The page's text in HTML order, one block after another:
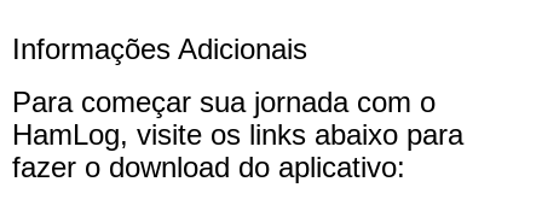
Informações Adicionais
Para começar sua jornada com o
HamLog, visite os links abaixo para
fazer o download do aplicativo: